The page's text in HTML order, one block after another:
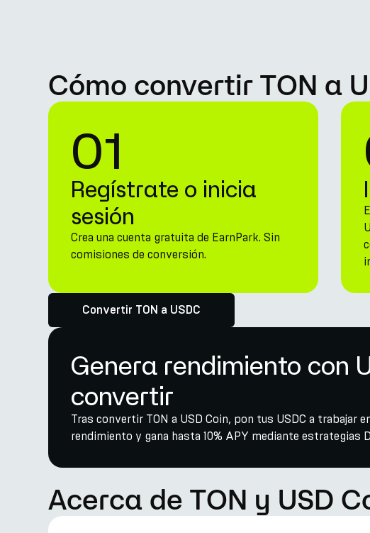
Cómo convertir TON a
01
Regístrate o inicia
sesión
Crea una cuenta gratuita de EarnPark. Sin
comisiones de conversión.
Convertir TON a USDC
Genera rendimiento con
convertir
Tras convertir TON a USD Coin, pon tus USDC a trabajar
rendimiento y gana hasta 10% APY mediante estrategias
Acerca de TON y USD